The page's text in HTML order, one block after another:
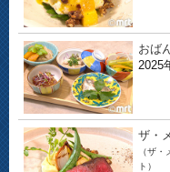
おば
2025
ザ・
（ザ
ト）